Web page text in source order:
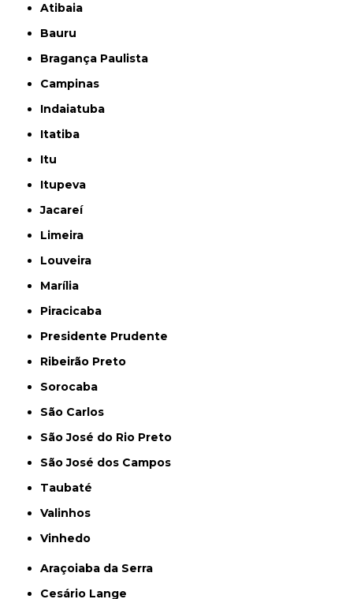
Atibaia
Bauru
Bragança Paulista
Campinas
Indaiatuba
Itatiba
Itu
Itupeva
Jacareí
Limeira
Louveira
Marília
Piracicaba
Presidente Prudente
Ribeirão Preto
Sorocaba
São Carlos
São José do Rio Preto
São José dos Campos
Taubaté
Valinhos
Vinhedo
Araçoiaba da Serra
Cesário Lange